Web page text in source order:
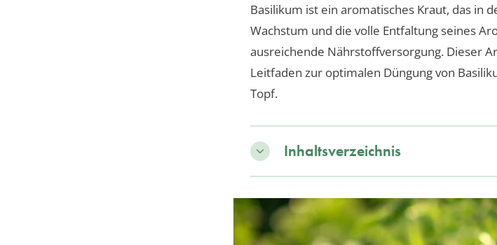
Basilikum ist ein aromatisches Kraut, das in
Wachstum und die volle Entfaltung seines
ausreichende Nährstoffversorgung. Dieser
Leitfaden zur optimalen Düngung von
Topf.
Inhaltsverzeichnis